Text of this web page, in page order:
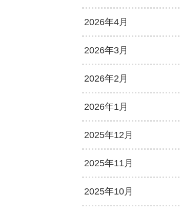
2026年4月
2026年3月
2026年2月
2026年1月
2025年12月
2025年11月
2025年10月